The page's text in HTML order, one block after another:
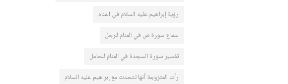
رؤية إبراهيم عليه السلام في المنام
سماع سورة ص في المنام للرجل
تفسير سورة السجدة في المنام للحامل
رأت المتزوجة أنها تتحدث مع إبراهيم عليه السلام